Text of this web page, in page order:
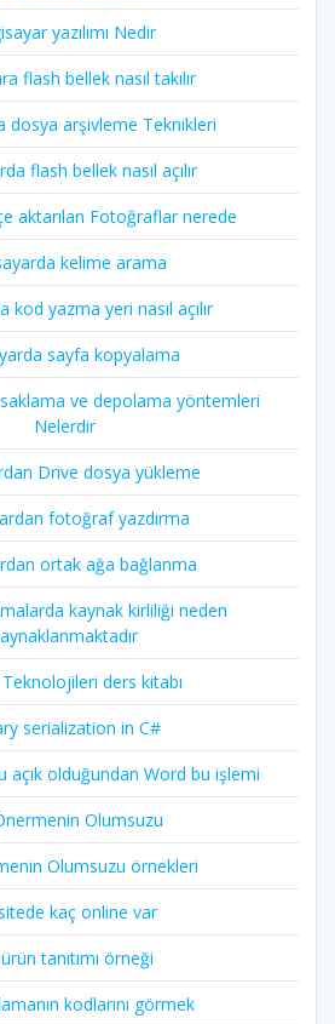
yazılımı Nedir
flash bellek nasıl takılır
dosya arşivleme Teknikleri
flash bellek nasıl açılır
aktarılan Fotoğraflar nerede
kelime arama
kod yazma yeri nasıl açılır
sayfa kopyalama
ve depolama yöntemleri
Nelerdir
Drive dosya yükleme
fotoğraf yazdırma
ortak ağa bağlanma
kaynak kirliliği neden
ders kitabı
serialization in C#
açık olduğundan Word bu işlemi
Olumsuzu
Olumsuzu örnekleri
kaç online var
tanıtımı örneği
kodlarını görmek